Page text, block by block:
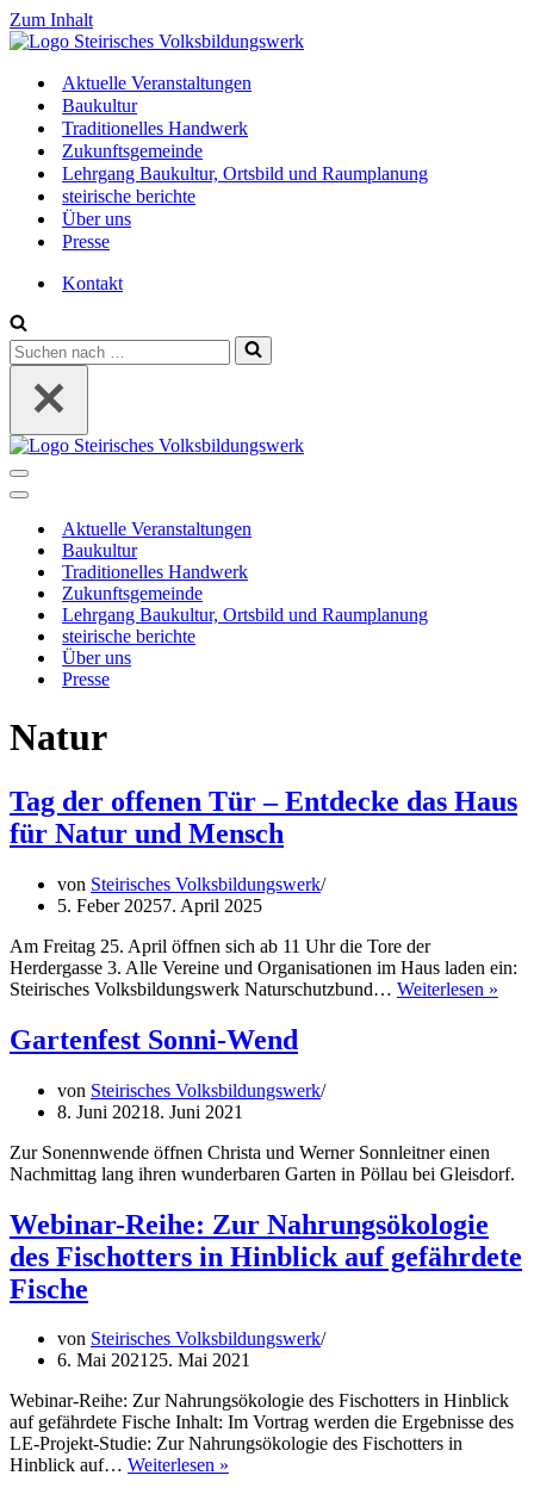
Zum Inhalt
Aktuelle Veranstaltungen
Baukultur
Traditionelles Handwerk
Zukunftsgemeinde
Lehrgang Baukultur, Ortsbild und Raumplanung
steirische berichte
Über uns
Presse
Kontakt
Suchen
nach …
Navigations-
Menü
Navigations-
Aktuelle Veranstaltungen
Baukultur
Traditionelles Handwerk
Zukunftsgemeinde
Lehrgang Baukultur, Ortsbild und Raumplanung
steirische berichte
Über uns
Presse
Natur
Tag der offenen Tür – Entdecke das Haus
für Natur und Mensch
von Steirisches Volksbildungswerk
5. Feber 20257. April 2025
Am Freitag 25. April öffnen sich ab 11 Uhr die Tore der
Herdergasse 3. Alle Vereine und Organisationen im Haus laden ein:
Steirisches Volksbildungswerk Naturschutzbund… Weiterlesen »
Gartenfest Sonni-Wend
von Steirisches Volksbildungswerk
8. Juni 20218. Juni 2021
Zur Sonennwende öffnen Christa und Werner Sonnleitner einen
Nachmittag lang ihren wunderbaren Garten in Pöllau bei Gleisdorf.
Webinar-Reihe: Zur Nahrungsökologie
des Fischotters in Hinblick auf gefährdete
Fische
von Steirisches Volksbildungswerk
6. Mai 202125. Mai 2021
Webinar-Reihe: Zur Nahrungsökologie des Fischotters in Hinblick
auf gefährdete Fische Inhalt: Im Vortrag werden die Ergebnisse des
LE-Projekt-Studie: Zur Nahrungsökologie des Fischotters in
Hinblick auf… Weiterlesen »